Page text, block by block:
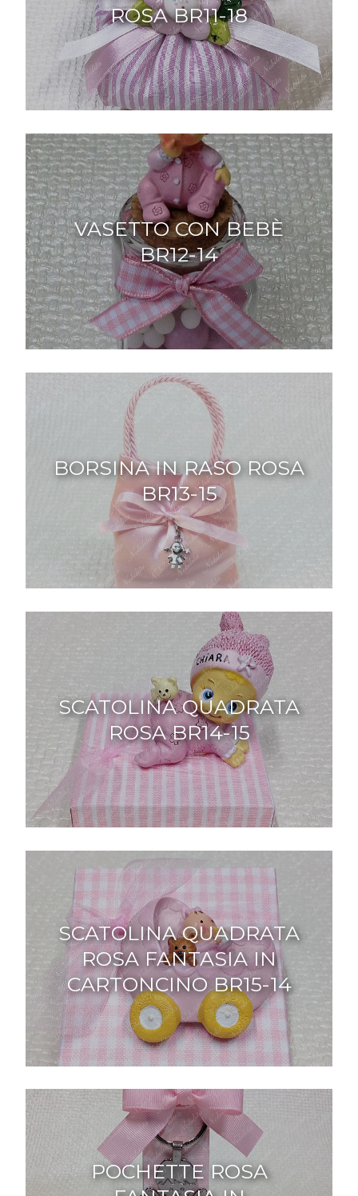
ROSA BR11-18
VASETTO CON BEBÈ
BR12-14
BORSINA IN RASO ROSA
BR13-15
SCATOLINA QUADRATA
ROSA BR14-15
SCATOLINA QUADRATA
ROSA FANTASIA IN
CARTONCINO BR15-14
POCHETTE ROSA